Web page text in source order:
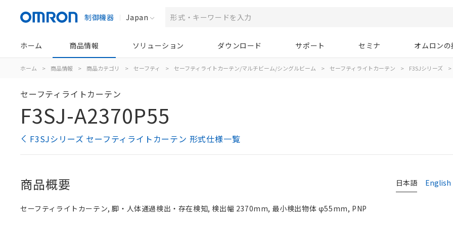
制御機器 Japan
ホーム 商品情報 ソリューション ダウンロード サポート セミナ オムロン
ホーム > 商品情報 > 商品カテゴリ > セーフティ > セーフティライトカーテン/マルチビーム/シングルビーム > セーフティライトカーテン > F3SJシリーズ >
セーフティライトカーテン
F3SJ-A2370P55
F3SJシリーズ セーフティライトカーテン 形式仕様一覧
日本語 English
商品概要
セーフティライトカーテン, 脚・人体通過検出・存在検知, 検出幅 2370mm, 最小検出物体 φ55mm, PNP